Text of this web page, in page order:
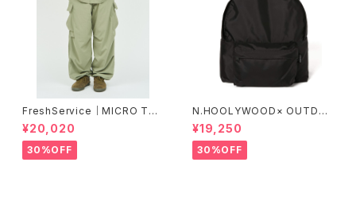
FreshService｜MICRO TYP
EWRITER CARGO PANTS
¥20,020
30%OFF
N.HOOLYWOOD× OUTDO
OR PRODUCTS｜BACKPAC
K(2251-AC02)
¥19,250
30%OFF